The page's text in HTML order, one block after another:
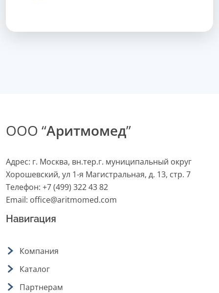
ООО “Аритмомед”
Адрес: г. Москва, вн.тер.г. муниципальный округ
Хорошевский, ул 1-я Магистральная, д. 13, стр. 7
Телефон: +7 (499) 322 43 82
Email: office@aritmomed.com
Навигация
Компания
Каталог
Партнерам